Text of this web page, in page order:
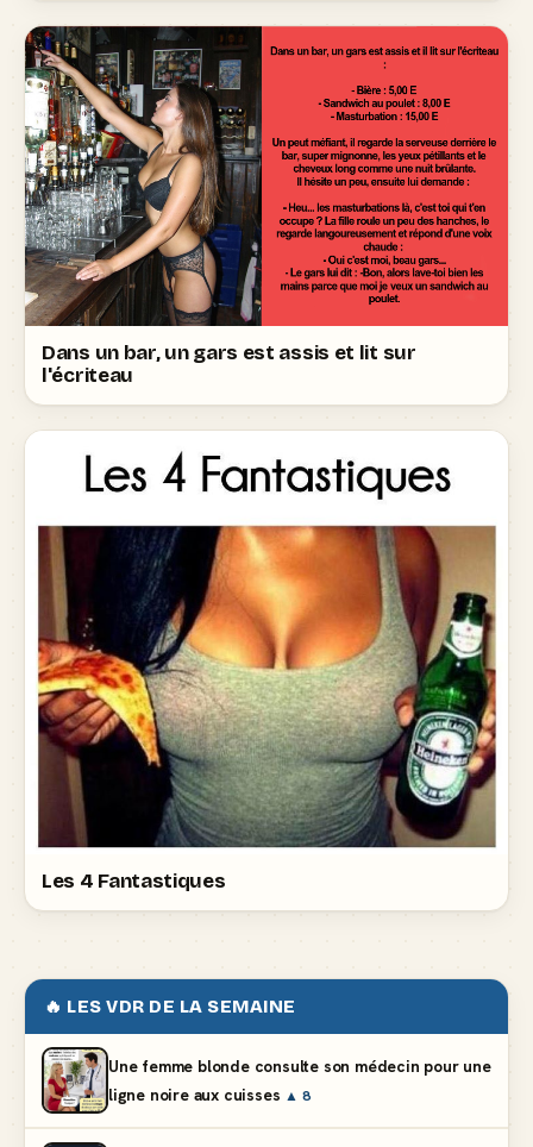
Dans un bar, un gars est assis et lit sur
l'écriteau
Les 4 Fantastiques
🔥 LES VDR DE LA SEMAINE
Une femme blonde consulte son médecin pour une
ligne noire aux cuisses ▲ 8